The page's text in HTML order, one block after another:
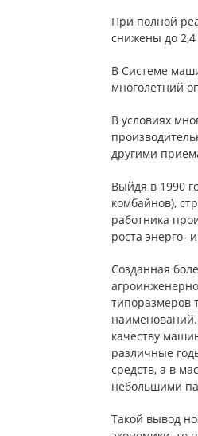
При полной
снижены до 2,4
В Системе
многолетний
В условиях
другими
Выйдя в 1990
комбайнов),
работника
роста энерго-
Созданная
типоразмеров
качеству
различные
средств, а в
небольшими
Такой вывод